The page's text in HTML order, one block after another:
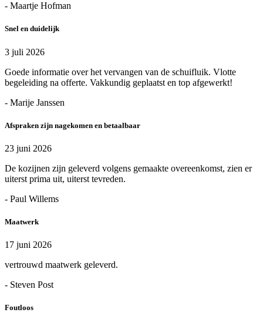
- Maartje Hofman
Snel en duidelijk
3 juli 2026
Goede informatie over het vervangen van de schuifluik. Vlotte
begeleiding na offerte. Vakkundig geplaatst en top afgewerkt!
- Marije Janssen
Afspraken zijn nagekomen en betaalbaar
23 juni 2026
De kozijnen zijn geleverd volgens gemaakte overeenkomst, zien er
uiterst prima uit, uiterst tevreden.
- Paul Willems
Maatwerk
17 juni 2026
vertrouwd maatwerk geleverd.
- Steven Post
Foutloos